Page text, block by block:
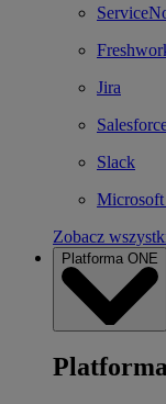
Jira
Slack
Microsoft
Zobacz
Platforma ONE